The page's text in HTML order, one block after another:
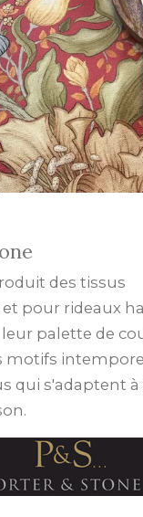
des tissus
pour rideaux
palette de
motifs
qui s'adaptent